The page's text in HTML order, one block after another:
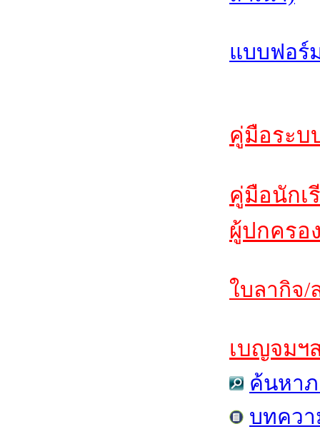
แบบฟอร์
คู่มือระบ
คู่มือนักเ
ผู้ปกครอ
ใบลากิจ/
เบญจมฯ
ค้นหาภ
บทควา